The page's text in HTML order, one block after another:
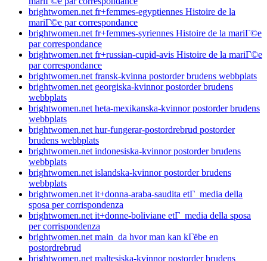
brightwomen.net fr+femmes-egyptiennes Histoire de la
mariГ©e par correspondance
brightwomen.net fr+femmes-syriennes Histoire de la mariГ©e
par correspondance
brightwomen.net fr+russian-cupid-avis Histoire de la mariГ©e
par correspondance
brightwomen.net fransk-kvinna postorder brudens webbplats
brightwomen.net georgiska-kvinnor postorder brudens
webbplats
brightwomen.net heta-mexikanska-kvinnor postorder brudens
webbplats
brightwomen.net hur-fungerar-postordrebrud postorder
brudens webbplats
brightwomen.net indonesiska-kvinnor postorder brudens
webbplats
brightwomen.net islandska-kvinnor postorder brudens
webbplats
brightwomen.net it+donna-araba-saudita etГ media della
sposa per corrispondenza
brightwomen.net it+donne-boliviane etГ media della sposa
per corrispondenza
brightwomen.net main_da hvor man kan kГёbe en
postordrebrud
brightwomen.net maltesiska-kvinnor postorder brudens